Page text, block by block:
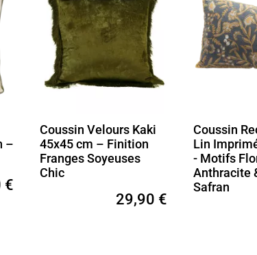
Coussin Rectangulaire
Lin Imprimé 40x60 cm
- Motifs Floraux Gris
Anthracite & Jaune
Coussin
brodé
Brique et